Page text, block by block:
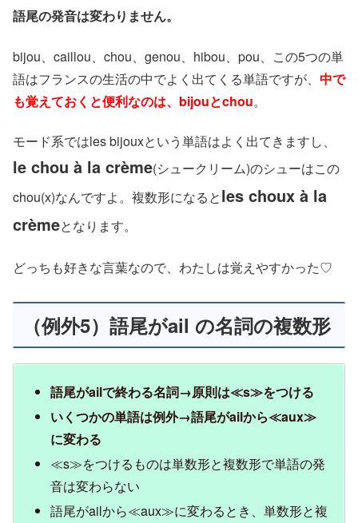
語尾の発音は変わりません。
bijou、caillou、chou、genou、hibou、pou、この5つの単
語はフランスの生活の中でよく出てくる単語ですが、 中で
も覚えておくと便利なのは、bijouとchou。
モード系ではles bijouxという単語はよく出てきますし、
le chou à la crème(シュークリーム)のシューはこの
chou(x)なんですよ。複数形になるとles choux à la
crèmeとなります。
どっちも好きな言葉なので、わたしは覚えやすかった♡
（例外5）語尾がail の名詞の複数形
語尾がailで終わる名詞→原則は≪s≫をつける
いくつかの単語は例外→語尾がailから≪aux≫
に変わる
≪s≫をつけるものは単数形と複数形で単語の発
音は変わらない
語尾がailから≪aux≫に変わるとき、単数形と複